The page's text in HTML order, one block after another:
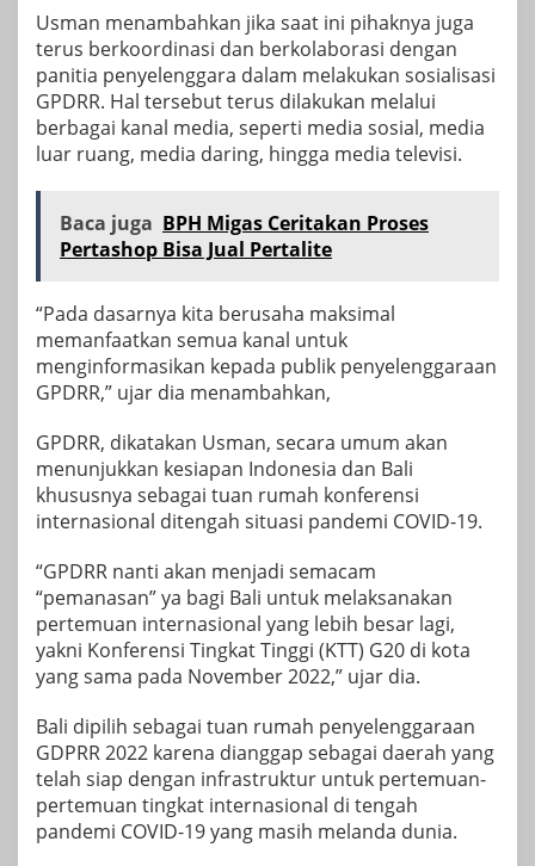
Usman menambahkan jika saat ini pihaknya juga
terus berkoordinasi dan berkolaborasi dengan
panitia penyelenggara dalam melakukan sosialisasi
GPDRR. Hal tersebut terus dilakukan melalui
berbagai kanal media, seperti media sosial, media
luar ruang, media daring, hingga media televisi.
Baca juga BPH Migas Ceritakan Proses
Pertashop Bisa Jual Pertalite
“Pada dasarnya kita berusaha maksimal
memanfaatkan semua kanal untuk
menginformasikan kepada publik penyelenggaraan
GPDRR,” ujar dia menambahkan,
GPDRR, dikatakan Usman, secara umum akan
menunjukkan kesiapan Indonesia dan Bali
khususnya sebagai tuan rumah konferensi
internasional ditengah situasi pandemi COVID-19.
“GPDRR nanti akan menjadi semacam
“pemanasan” ya bagi Bali untuk melaksanakan
pertemuan internasional yang lebih besar lagi,
yakni Konferensi Tingkat Tinggi (KTT) G20 di kota
yang sama pada November 2022,” ujar dia.
Bali dipilih sebagai tuan rumah penyelenggaraan
GDPRR 2022 karena dianggap sebagai daerah yang
telah siap dengan infrastruktur untuk pertemuan-
pertemuan tingkat internasional di tengah
pandemi COVID-19 yang masih melanda dunia.